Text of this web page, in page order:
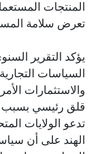
المنتجات
تعرض سلامة
يؤكد التقرير
السياسات
والاستثمارات
قلق رئيسي بسبب
تدعو الولايات
الهند على أن